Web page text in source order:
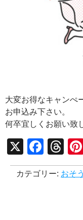
大変お得なキャンぺ
お申込み下さい。
何卒宜しくお願い致
X
カテゴリー: おそ